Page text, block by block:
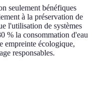
seulement bénéfiques
à la préservation de
l'utilisation de systèmes
% la consommation d'eau
empreinte écologique,
responsables.